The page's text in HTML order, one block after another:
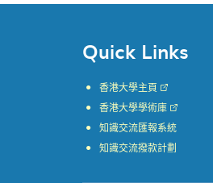
Quick Links
香港大學主頁
香港大學學術庫
知識交流匯報系統
知識交流撥款計劃